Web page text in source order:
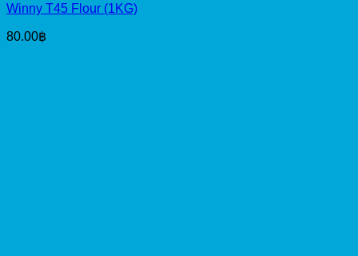
Winny T45 Flour (1KG)
80.00฿